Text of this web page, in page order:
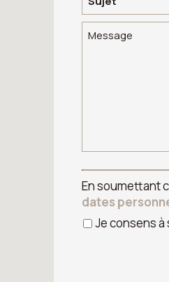
En soumettant
dates
Je consens